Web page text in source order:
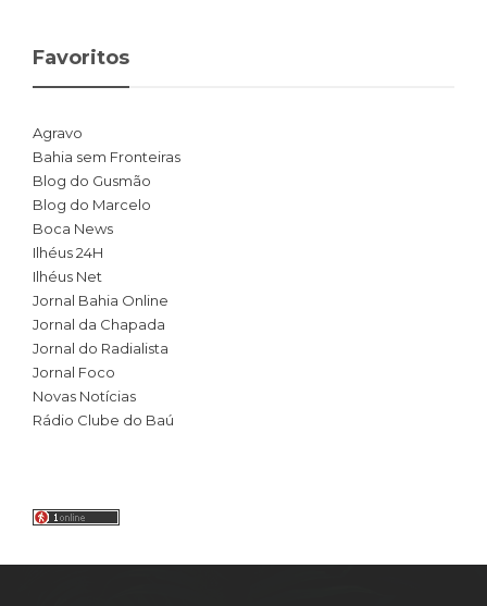
Favoritos
Agravo
Bahia sem Fronteiras
Blog do Gusmão
Blog do Marcelo
Boca News
Ilhéus 24H
Ilhéus Net
Jornal Bahia Online
Jornal da Chapada
Jornal do Radialista
Jornal Foco
Novas Notícias
Rádio Clube do Baú